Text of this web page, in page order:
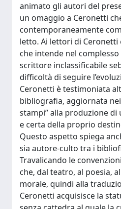
animato gli autori del
un omaggio a Ceronetti
contemporaneamente
letto. Ai lettori di Ceronetti
che intende nel
scrittore inclassificabile
difficoltà di seguire
Ceronetti è testimoniata
bibliografia, aggiornata
stampi” alla produzione di
e certa della proprio
Questo aspetto spiega
sia autore-culto tra i
Travalicando le
che, dal teatro, al poesia,
morale, quindi alla
Ceronetti acquisisce la